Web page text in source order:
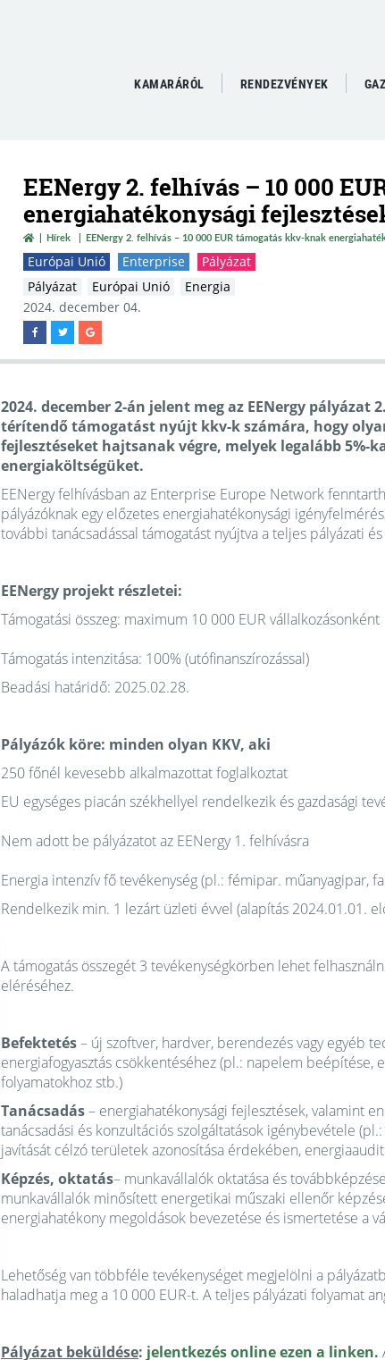
KAMARÁRÓL RENDEZVÉNYEK
EENergy 2. felhívás – 10 000
energiahatékonysági
Hírek EENergy 2. felhívás – 10 000 EUR támogatás kkv-knak
Európai Unió Enterprise
Pályázat
Pályázat
Európai Unió
Energia
2024. december 04.
2024. december 2-án jelent meg az EENergy pályázat
térítendő támogatást nyújt kkv-k számára, hogy
fejlesztéseket hajtsanak végre, melyek legalább 5%-
energiaköltségüket.
EENergy felhívásban az Enterprise Europe Network
pályázóknak egy előzetes energiahatékonysági
további tanácsadással támogatást nyújtva a teljes pályázati
EENergy projekt részletei:
Támogatási összeg: maximum 10 000 EUR vállalkozásonként
Támogatás intenzitása: 100% (utófinanszírozással)
Beadási határidő: 2025.02.28.
Pályázók köre: minden olyan KKV, aki
250 főnél kevesebb alkalmazottat foglalkoztat
EU egységes piacán székhellyel rendelkezik és gazdasági
Nem adott be pályázatot az EENergy 1. felhívásra
Energia intenzív fő tevékenység (pl.: fémipar. műanyagipar,
Rendelkezik min. 1 lezárt üzleti évvel (alapítás 2024.01.01.
A támogatás összegét 3 tevékenységkörben lehet
eléréséhez.
Befektetés– új szoftver, hardver, berendezés vagy egyéb
energiafogyasztás csökkentéséhez (pl.: napelem beépítése,
folyamatokhoz stb.)
Tanácsadás– energiahatékonysági fejlesztések, valamint
tanácsadási és konzultációs szolgáltatások igénybevétele
javítását célzó területek azonosítása érdekében,
Képzés, oktatás– munkavállalók oktatása és
munkavállalók minősített energetikai műszaki ellenőr
energiahatékony megoldások bevezetése és ismertetése a
Lehetőség van többféle tevékenységet megjelölni a
haladhatja meg a 10 000 EUR-t. A teljes pályázati folyamat
Pályázat beküldése: jelentkezés online ezen a linken.